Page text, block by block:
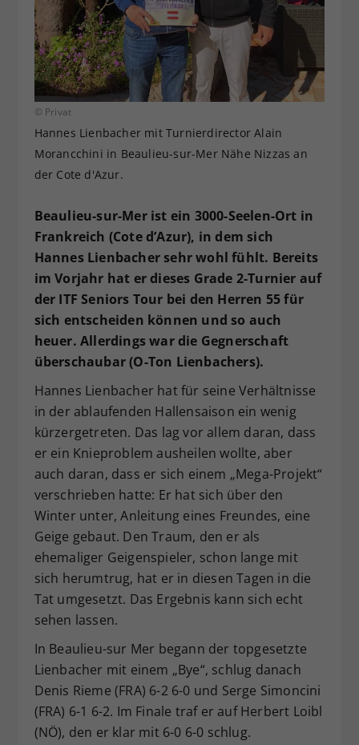
© Privat
Hannes Lienbacher mit Turnierdirector Alain
Morancchini in Beaulieu-sur-Mer Nähe Nizzas an
der Cote d'Azur.
Beaulieu-sur-Mer ist ein 3000-Seelen-Ort in
Frankreich (Cote d’Azur), in dem sich
Hannes Lienbacher sehr wohl fühlt. Bereits
im Vorjahr hat er dieses Grade 2-Turnier auf
der ITF Seniors Tour bei den Herren 55 für
sich entscheiden können und so auch
heuer. Allerdings war die Gegnerschaft
überschaubar (O-Ton Lienbachers).
Hannes Lienbacher hat für seine Verhältnisse
in der ablaufenden Hallensaison ein wenig
kürzergetreten. Das lag vor allem daran, dass
er ein Knieproblem ausheilen wollte, aber
auch daran, dass er sich einem „Mega-Projekt“
verschrieben hatte: Er hat sich über den
Winter unter, Anleitung eines Freundes, eine
Geige gebaut. Den Traum, den er als
ehemaliger Geigenspieler, schon lange mit
sich herumtrug, hat er in diesen Tagen in die
Tat umgesetzt. Das Ergebnis kann sich echt
sehen lassen.
In Beaulieu-sur Mer begann der topgesetzte
Lienbacher mit einem „Bye“, schlug danach
Denis Rieme (FRA) 6-2 6-0 und Serge Simoncini
(FRA) 6-1 6-2. Im Finale traf er auf Herbert Loibl
(NÖ), den er klar mit 6-0 6-0 schlug.
Zweck
Dieser Wert speichert Ihre Consent-
Einstellungen. Unter anderem eine
zufällig generierte ID, für die
historische Speicherung Ihrer
vorgenommen Einstellungen, falls der
hat.